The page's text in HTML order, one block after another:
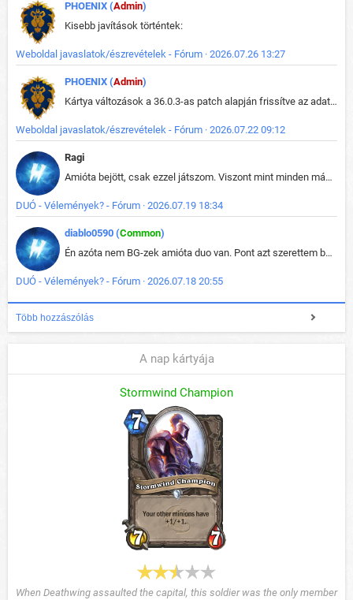
PHOENIX (Admin)
Kisebb javítások történtek:
Weboldal javaslatok/észrevételek - Fórum · 2026.07.26 13:27
PHOENIX (Admin)
Kártya változások a 36.0.3-as patch alapján frissítve az adatbázisban (képek is cserélve).
Weboldal javaslatok/észrevételek - Fórum · 2026.07.22 09:12
Ragi
Amióta bejött, csak ezzel játszom. Viszont mint minden más - akár az alapjáték is, ez is baromira összetett lett. Néha már pár kör után is esélytelen az egész. Vagy irreállisan túltápol valaki, vagy lelép a partner, vagy csak hülye mint a segg. És amikor eljönne az én időm, na akkor jön el mindenki másé is. Engem jobban érdekelne, hogy ki milyen ratingen szokott játszani. Na ez lenne egy érdekes adat.
DUÓ - Vélemények? - Fórum · 2026.07.19 18:34
diablo0590 (Common)
Én azóta nem BG-zek amióta duo van. Pont azt szerettem benne, hogy rajtam múlik mi történik, nem pedig a társamon. Kérem vissza a régi BG-t :D
DUÓ - Vélemények? - Fórum · 2026.07.18 20:55
Több hozzászólás
A nap kártyája
Stormwind Champion
When Deathwing assaulted the capital, this soldier was the only member